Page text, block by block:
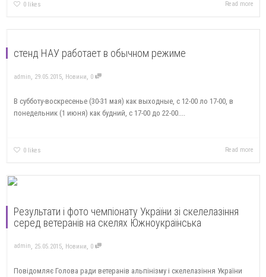
0 likes Read more
стенд НАУ работает в обычном режиме
admin, 29.05.2015, Новини, 0
В субботу-воскресенье (30-31 мая) как выходные, с 12-00 ло 17-00, в
понедельник (1 июня) как будний, с 17-00 до 22-00....
0 likes Read more
Результати і фото чемпіонату України зі скелелазіння
серед ветеранів на скелях Южноукраїнська
admin 25.05.2015 Новини 0
Повідомляє Голова ради ветеранів альпінізму і скелелазіння України